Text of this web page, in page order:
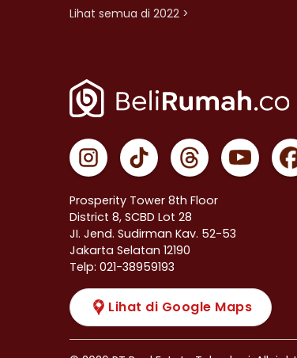
Lihat semua di 2022 >
Prosperity Tower 8th Floor
District 8, SCBD Lot 28
JI. Jend. Sudirman Kav. 52-53
Jakarta Selatan 12190
Telp: 021-38959193
Lihat di Google Maps